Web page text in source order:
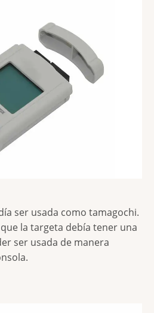
ser usada como tamagochi.
la targeta debía tener una
ser usada de manera